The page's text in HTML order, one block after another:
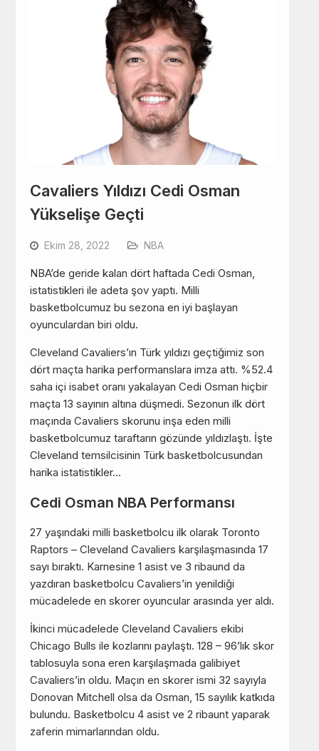
Cavaliers Yıldızı Cedi Osman
Yükselişe Geçti
Ekim 28, 2022 NBA
NBA’de geride kalan dört haftada Cedi Osman,
istatistikleri ile adeta şov yaptı. Milli
basketbolcumuz bu sezona en iyi başlayan
oyunculardan biri oldu.
Cleveland Cavaliers’ın Türk yıldızı geçtiğimiz son
dört maçta harika performanslara imza attı. %52.4
saha içi isabet oranı yakalayan Cedi Osman hiçbir
maçta 13 sayının altına düşmedi. Sezonun ilk dört
maçında Cavaliers skorunu inşa eden milli
basketbolcumuz taraftarın gözünde yıldızlaştı. İşte
Cleveland temsilcisinin Türk basketbolcusundan
harika istatistikler…
Cedi Osman NBA Performansı
27 yaşındaki milli basketbolcu ilk olarak Toronto
Raptors – Cleveland Cavaliers karşılaşmasında 17
sayı bıraktı. Karnesine 1 asist ve 3 ribaund da
yazdıran basketbolcu Cavaliers’in yenildiği
mücadelede en skorer oyuncular arasında yer aldı.
İkinci mücadelede Cleveland Cavaliers ekibi
Chicago Bulls ile kozlarını paylaştı. 128 – 96’lık skor
tablosuyla sona eren karşılaşmada galibiyet
Cavaliers’in oldu. Maçın en skorer ismi 32 sayıyla
Donovan Mitchell olsa da Osman, 15 sayılık katkıda
bulundu. Basketbolcu 4 asist ve 2 ribaunt yaparak
zaferin mimarlarından oldu.